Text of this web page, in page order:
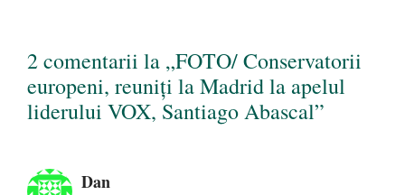
2 comentarii la „FOTO/ Conservatorii
europeni, reuniți la Madrid la apelul
liderului VOX, Santiago Abascal”
Dan